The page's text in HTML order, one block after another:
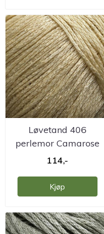
Løvetand 406
perlemor Camarose
114,-
Kjøp